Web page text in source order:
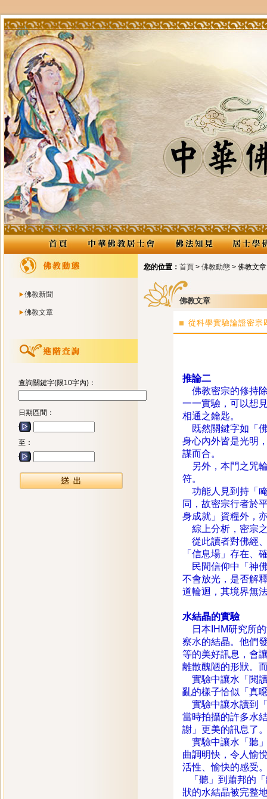
佛教新聞
佛教文章
查詢關鍵字(限10字內)：
日期區間：
至：
您的位置： 首頁 > 佛教動態 > 佛教文章
佛教文章
從科學實驗論證密
推論二
佛教密宗的修持
一一實驗，可以想
相通之鑰匙。
既然關鍵字如「
身心內外皆是光明
謀而合。
另外，本門之咒
符。
功能人見到持「
同，故密宗行者於
身成就」資糧外，
綜上分析，密宗
從此讀者對佛經
「信息場」存在、
民間信仰中「神
不會放光，是否解
道輪迴，其境界無
水結晶的實驗
日本IHM研究所的
察水的結晶。他們
等的美好訊息，會
離散醜陋的形狀。
實驗中讓水「閱
亂的樣子恰似「真
實驗中讓水讀到
當時拍攝的許多水
謝」更美的訊息了
實驗中讓水「聽
曲調明快，令人愉
活性、愉快的感受
「聽」到蕭邦的
狀的水結晶被完整